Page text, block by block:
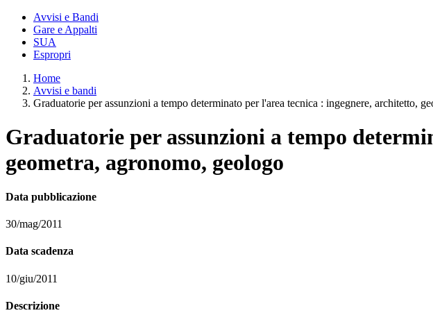
Avvisi e Bandi
Gare e Appalti
SUA
Espropri
Home
Avvisi e bandi
Graduatorie per assunzioni a tempo determinato per l'area tecnica : ingegnere, architetto,
Graduatorie per assunzioni a tempo
geometra, agronomo, geologo
Data pubblicazione
30/mag/2011
Data scadenza
10/giu/2011
Descrizione